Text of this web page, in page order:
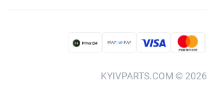
KYIVPARTS.COM © 2026